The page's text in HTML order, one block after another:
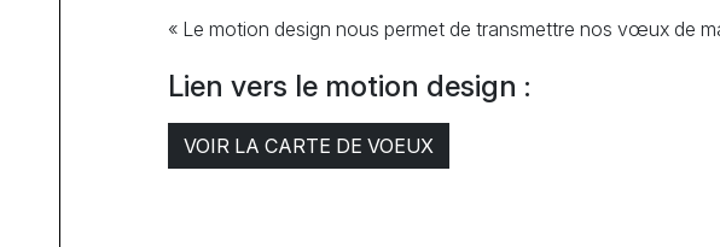
« Le motion design nous permet de transmettre nos vœux de
Lien vers le motion design :
VOIR LA CARTE DE VOEUX